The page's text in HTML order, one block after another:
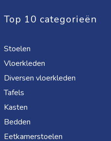
Top 10 categorieën
Stoelen
Vloerkleden
Diversen vloerkleden
Tafels
Kasten
Bedden
Eetkamerstoelen